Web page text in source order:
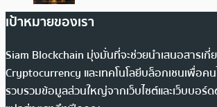
เป้าหมายของเรา
Siam Blockchain มุ่งมั่นที่จะช่วยนำเสนอสารเกี่
Cryptocurrency และเทคโนโลยีบล็อกเชนเพื่อคน
รวบรวมข้อมูลส่วนใหญ่จากเว็บไซต์และเว็บบอร์ด